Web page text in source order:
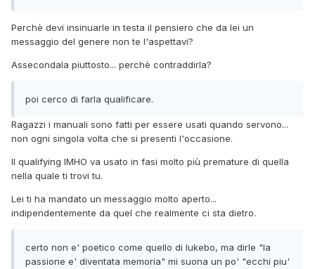
Perchè devi insinuarle in testa il pensiero che da lei un
messaggio del genere non te l'aspettavi?
Assecondala piuttosto... perchè contraddirla?
poi cerco di farla qualificare.
Ragazzi i manuali sono fatti per essere usati quando servono...
non ogni singola volta che si presenti l'occasione.
Il qualifying IMHO va usato in fasi molto più premature di quella
nella quale ti trovi tu.
Lei ti ha mandato un messaggio molto aperto...
indipendentemente da quel che realmente ci sta dietro.
certo non e' poetico come quello di lukebo, ma dirle "la
passione e' diventata memoria" mi suona un po' "ecchi piu'